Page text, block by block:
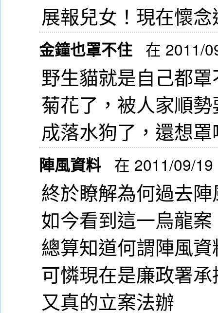
展報兒女！現在懷
金鐘也罩不住 在 2011/
野生貓就是自己都
菊花了，被人家順
成落水狗了，還想
陣風資料 在 2011/09/
終於瞭解為何過去
如今看到這一烏龍案
總算知道何謂陣風資
可憐現在是廉政署
又真的立案法辦